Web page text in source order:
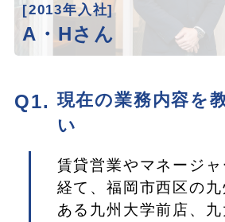
[2013年入社]
A・Hさん
現在の業務内容を
い
賃貸営業やマネージ
経て、福岡市西区の
ある九州大学前店、